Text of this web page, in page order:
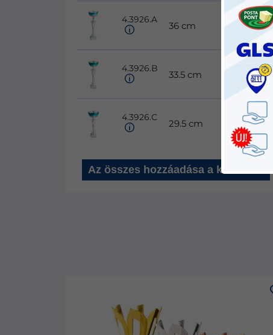
4.3926.A
36 cm 12 cm
4.3926.B
33.5 cm 12 cm
4.3926.C
29.5 cm 12 cm
Az összes hozzáadása a kosárhoz